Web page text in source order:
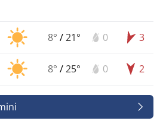
8° /21° 0 3
8° /25° 0 2